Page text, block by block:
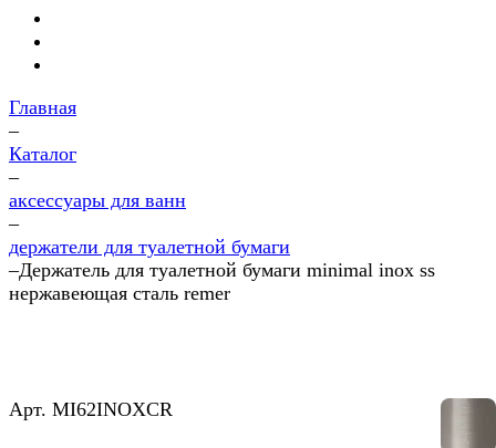
Главная
–
Каталог
–
аксессуары для ванн
–
держатели для туалетной бумаги
–Держатель для туалетной бумаги minimal inox ss
нержавеющая сталь remer
Арт. MI62INOXCR